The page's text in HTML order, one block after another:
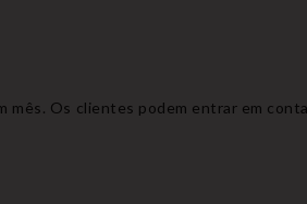
mês. Os clientes podem entrar em